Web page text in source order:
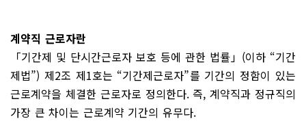
계약직 근로자란
「기간제 및 단시간근로자 보호 등에 관한 법률」(이하 “기간
제법”) 제2조 제1호는 “기간제근로자”를 기간의 정함이 있는
근로계약을 체결한 근로자로 정의한다. 즉, 계약직과 정규직의
가장 큰 차이는 근로계약 기간의 유무다.